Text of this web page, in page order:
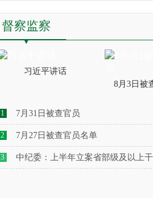
督察监察
习近平讲话
8月3日被
1 7月31日被查官员
2 7月27日被查官员名单
3 中纪委：上半年立案省部级及以上干部50人、厅局级干部2773人、县处级干部2.3万人